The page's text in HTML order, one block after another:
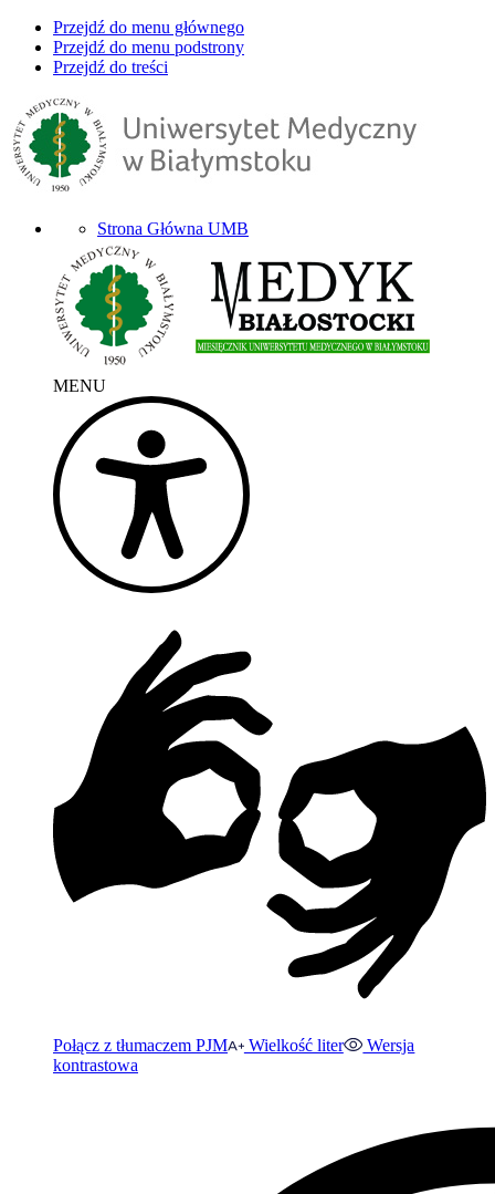
Przejdź do menu głównego
Przejdź do menu podstrony
Przejdź do treści
Strona Główna UMB
MENU
Połącz z tłumaczem PJM Wielkość liter
Wersja
kontrastowa